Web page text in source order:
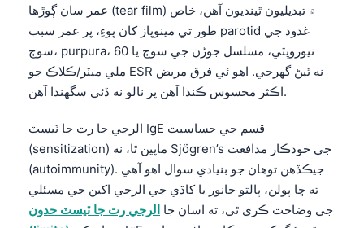
عمر سان ڳوڙها (tear film) ۾ تبديليون ٿينديون آهن، خاص
طور تي مينوپاز کان پوءِ، پر عمر سبب parotid غدود جي
سوڄ، purpura، نيوروپٿي، مسلسل جوڑن جي سوڄ يا 60
ملي ميٽر/ڪلاڪ جو ESR نه ٿيڻ گهرجي. اهو ئي فرق مريض
اڪثر محسوس ڪندا آهن پر نالو نه ڏئي سگهندا آهن.
الرجي جا رت جا ٽيسٽ IgE قسم جي حساسيت
(sensitization) ماپين ٿا، نه Sjögren’s جي خودڪار مدافعت
(autoimmunity). جيڪڏهن توهان جو بنيادي سوال اهو آهي
ته ڇا پولن، پالتو جانور يا کاڌي جي الرجي اکين جي مسئلي
جي وضاحت ڪري ٿي، ته اسان جا الرجي رت جا ٽيسٽ حدون
العربية المغربية
Afrikaans
Монгол
ພາສາລາວ
Cebuano
ئۇيغۇرچە
Кыргызча
Татар теле